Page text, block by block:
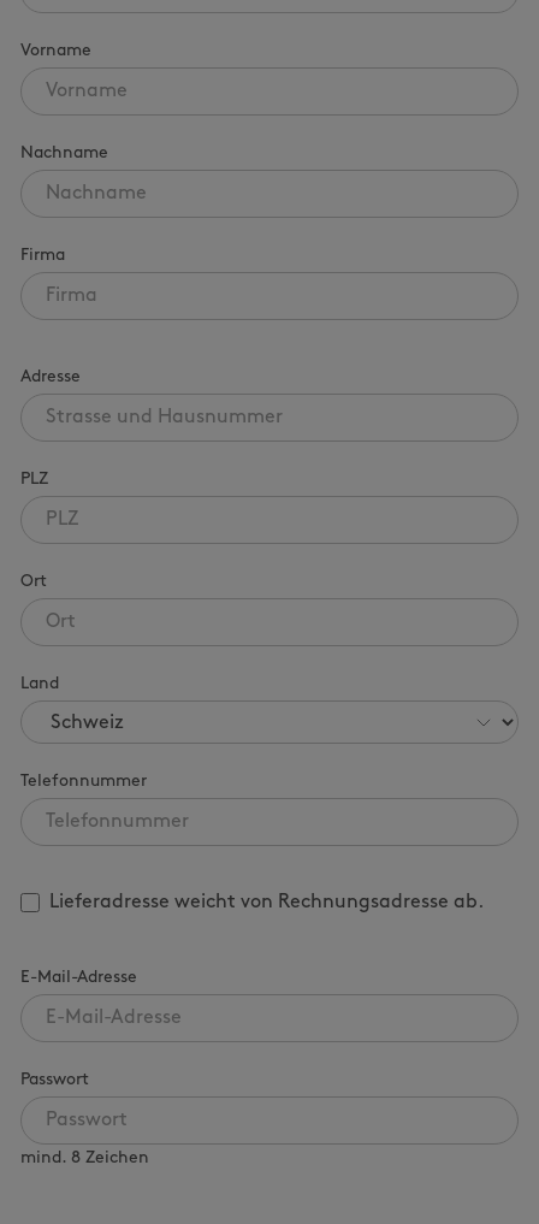
Vorname
Nachname
Firma
Adresse
PLZ
Ort
Land
Telefonnummer
Lieferadresse weicht von Rechnungsadresse ab.
E-Mail-Adresse
Passwort
mind. 8 Zeichen